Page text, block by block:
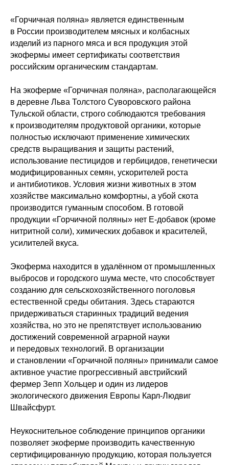
«Горчичная поляна» является единственным
в России производителем мясных и колбасных
изделий из парного мяса и вся продукция этой
экофермы имеет сертификаты соответствия
российским органическим стандартам.
На экоферме «Горчичная поляна», располагающейся
в деревне Льва Толстого Суворовского района
Тульской области, строго соблюдаются требования
к производителям продуктовой органики, которые
полностью исключают применение химических
средств выращивания и защиты растений,
использование пестицидов и гербицидов, генетически
модифицированных семян, ускорителей роста
и антибиотиков. Условия жизни животных в этом
хозяйстве максимально комфортны, а убой скота
производится гуманным способом. В готовой
продукции «Горчичной поляны» нет Е-добавок (кроме
нитритной соли), химических добавок и красителей,
усилителей вкуса.
Экоферма находится в удалённом от промышленных
выбросов и городского шума месте, что способствует
созданию для сельскохозяйственного поголовья
естественной среды обитания. Здесь стараются
придерживаться старинных традиций ведения
хозяйства, но это не препятствует использованию
достижений современной аграрной науки
и передовых технологий. В организации
и становлении «Горчичной поляны» принимали самое
активное участие прогрессивный австрийский
фермер Зепп Хольцер и один из лидеров
экологического движения Европы Карл-Людвиг
Швайсфурт.
Неукоснительное соблюдение принципов органики
позволяет экоферме производить качественную
сертифицированную продукцию, которая пользуется